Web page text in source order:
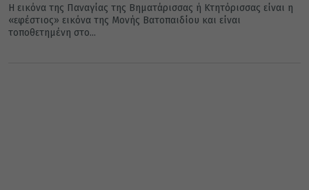
Η εικόνα της Παναγίας της Βηματάρισσας ή Κτητόρισσας είναι η
«εφέστιος» εικόνα της Μονής Βατοπαιδίου και είναι
τοποθετημένη στο...